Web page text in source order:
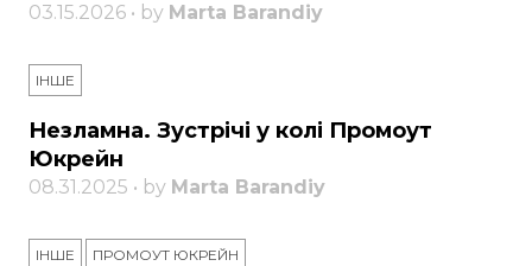
03.15.2026 • by Marta Barandiy
ІНШЕ
Незламна. Зустрічі у колі Промоут
Юкрейн
08.31.2025 • by Marta Barandiy
ІНШЕ ПРОМОУТ ЮКРЕЙН